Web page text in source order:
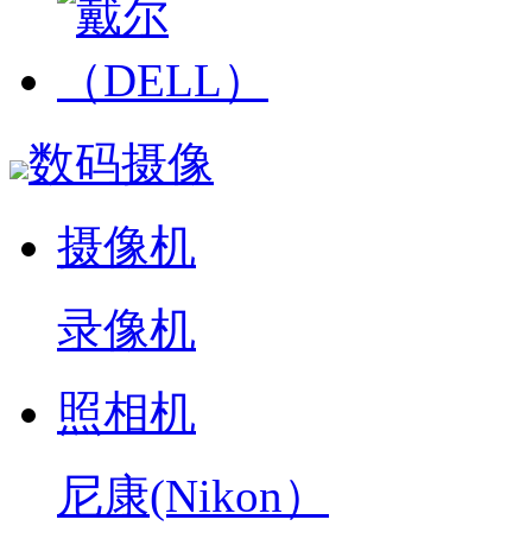
数码摄像
摄像机
录像机
照相机
尼康(Nikon）